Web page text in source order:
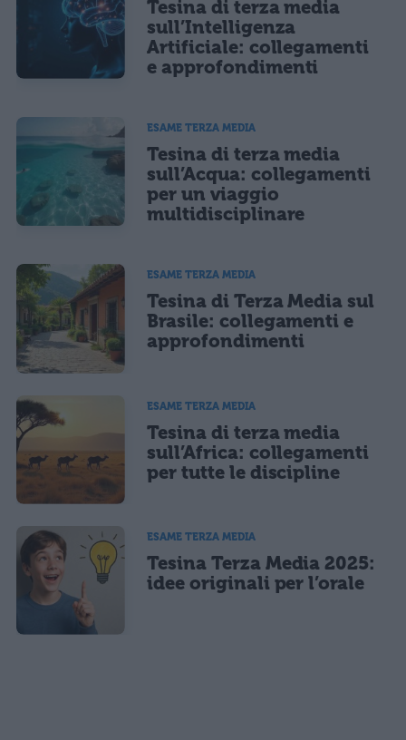
Tesina di terza media
sull’Intelligenza
Artificiale: collegamenti
e approfondimenti
ESAME TERZA MEDIA
Tesina di terza media
sull’Acqua: collegamenti
per un viaggio
multidisciplinare
ESAME TERZA MEDIA
Tesina di Terza Media sul
Brasile: collegamenti e
approfondimenti
ESAME TERZA MEDIA
Tesina di terza media
sull’Africa: collegamenti
per tutte le discipline
ESAME TERZA MEDIA
Tesina Terza Media 2025:
idee originali per l’orale